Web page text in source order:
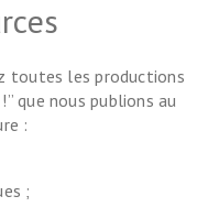
toutes les productions
que nous publions au
:
;